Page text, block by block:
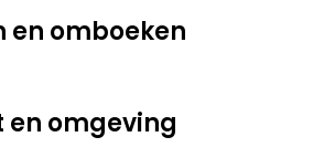
en omboeken
en omgeving